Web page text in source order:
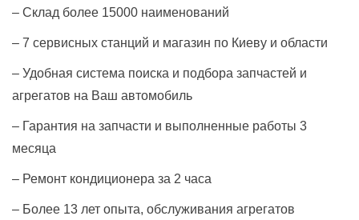
– Склад более 15000 наименований
– 7 сервисных станций и магазин по Киеву и области
– Удобная система поиска и подбора запчастей и
агрегатов на Ваш автомобиль
– Гарантия на запчасти и выполненные работы 3
месяца
– Ремонт кондиционера за 2 часа
– Более 13 лет опыта, обслуживания агрегатов